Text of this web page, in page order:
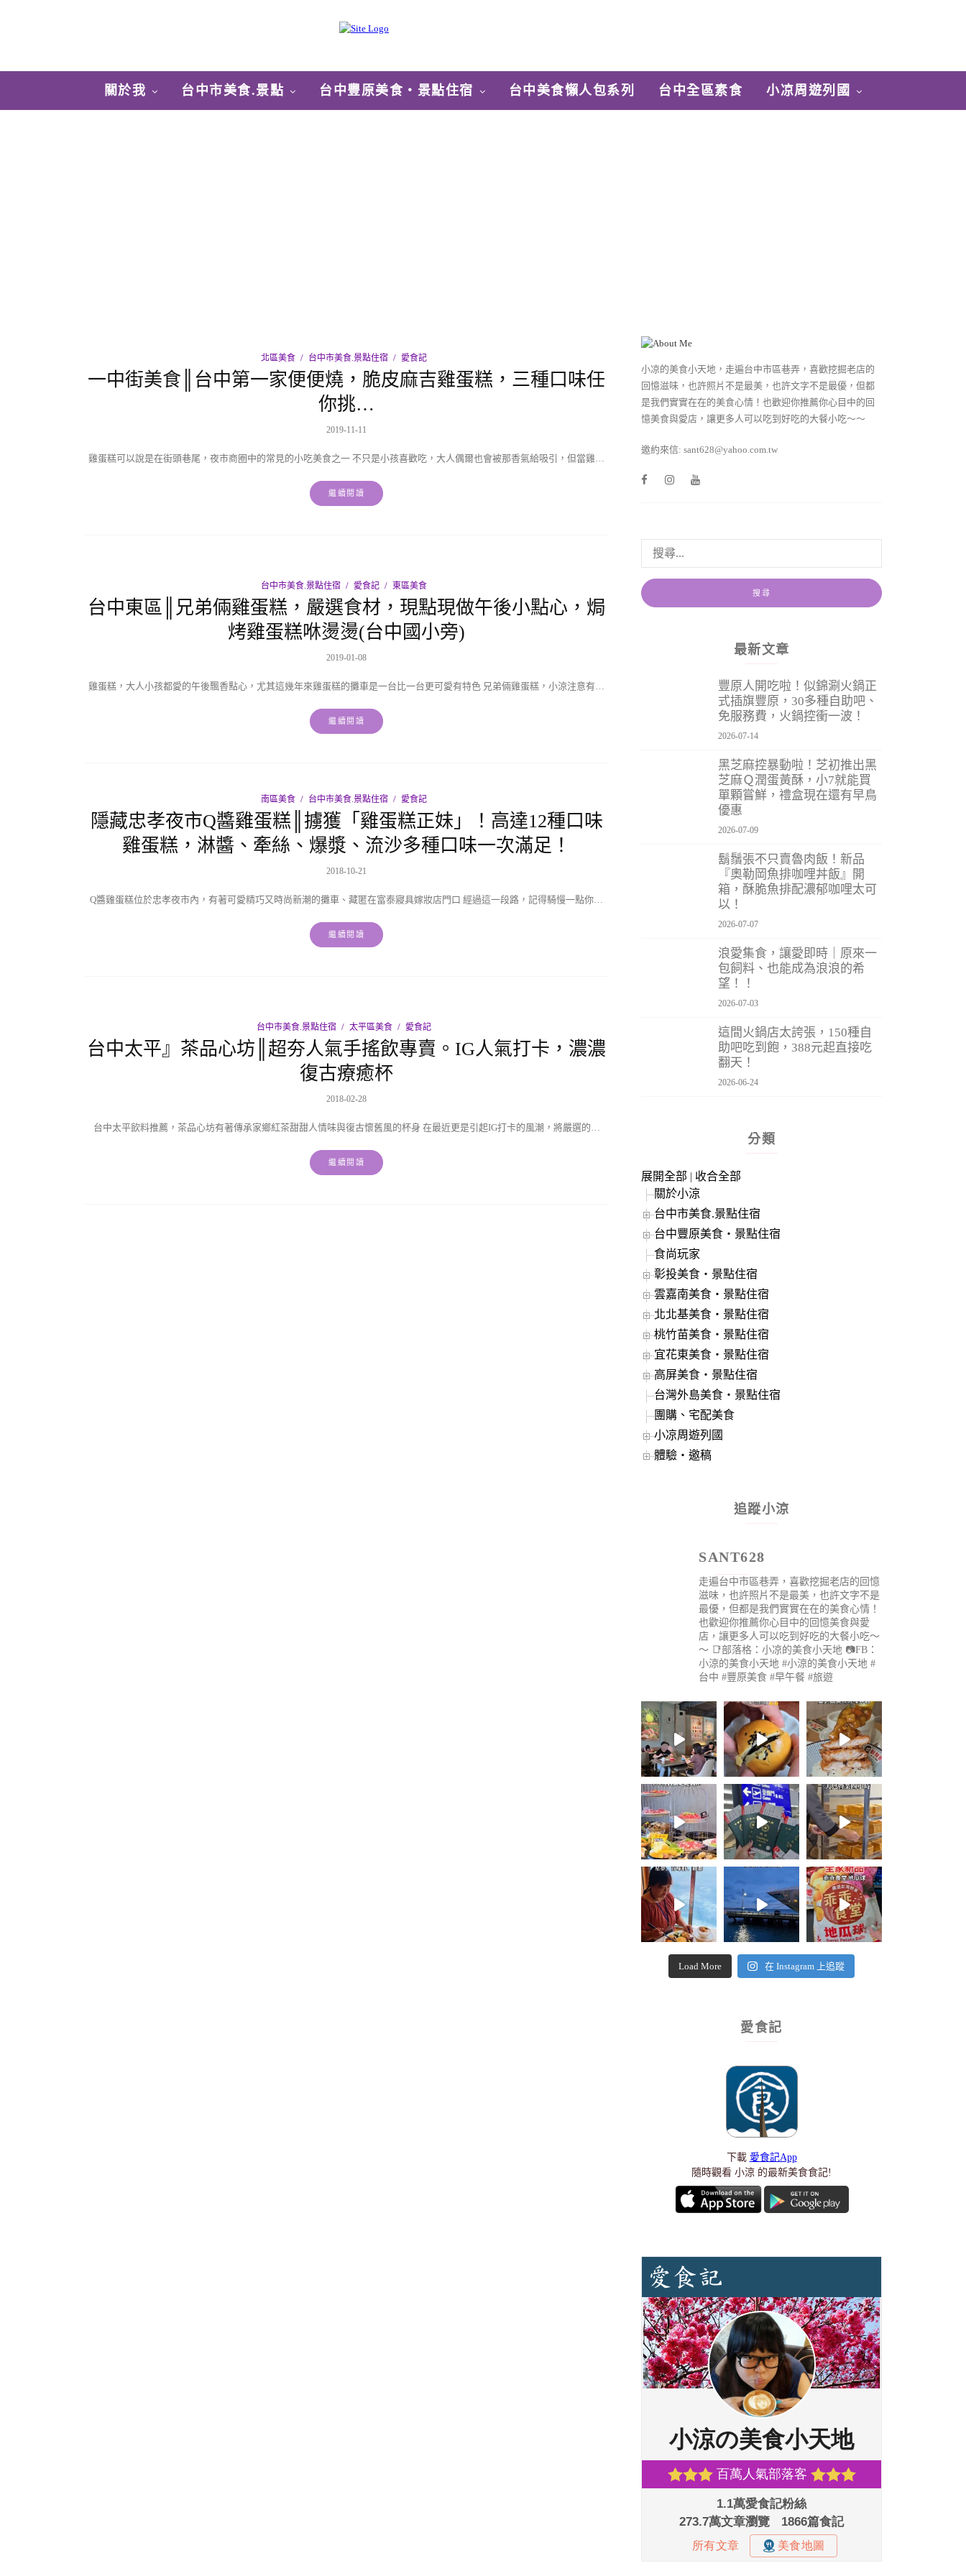
關於我 台中市美食.景點 台中豐原美食‧景點住宿 台中美食懶人包系列 台中全區素食 小凉周遊列國
北區美食 台中市美食.景點住宿 愛食記
一中街美食║台中第一家便便燒，脆皮麻吉雞蛋糕，三種口味任
你挑…
2019-11-11
雞蛋糕可以說是在街頭巷尾，夜市商圈中的常見的小吃美食之一 不只是小孩喜歡吃，大人偶爾也會被那香氣給吸引，但當雞…
繼續閱讀
台中市美食.景點住宿 愛食記 東區美食
台中東區║兄弟倆雞蛋糕，嚴選食材，現點現做午後小點心，焗
烤雞蛋糕咻燙燙(台中國小旁)
2019-01-08
雞蛋糕，大人小孩都愛的午後飄香點心，尤其這幾年來雞蛋糕的攤車是一台比一台更可愛有特色 兄弟倆雞蛋糕，小涼注意有…
繼續閱讀
南區美食 台中市美食.景點住宿 愛食記
隱藏忠孝夜市Q醬雞蛋糕║擄獲「雞蛋糕正妹」！高達12種口味
雞蛋糕，淋醬、牽絲、爆漿、流沙多種口味一次滿足！
2018-10-21
Q醬雞蛋糕位於忠孝夜市內，有著可愛精巧又時尚新潮的攤車、藏匿在富泰寢具嫁妝店門口 經過這一段路，記得騎慢一點你…
繼續閱讀
台中市美食.景點住宿 太平區美食 愛食記
台中太平』茶品心坊║超夯人氣手搖飲專賣。IG人氣打卡，濃濃
復古療癒杯
2018-02-28
台中太平飲料推薦，茶品心坊有著傳承家鄉紅茶甜甜人情味與復古懷舊風的杯身 在最近更是引起IG打卡的風潮，將嚴選的…
繼續閱讀
小凉的美食小天地，走遍台中市區巷弄，喜歡挖掘老店的
回憶滋味，也許照片不是最美，也許文字不是最優，但都
是我們實實在在的美食心情！也歡迎你推薦你心目中的回
憶美食與愛店，讓更多人可以吃到好吃的大餐小吃～～
邀約來信: sant628@yahoo.com.tw
最新文章
豐原人開吃啦！似錦涮火鍋正
式插旗豐原，30多種自助吧、
免服務費，火鍋控衝一波！
2026-07-14
黑芝麻控暴動啦！芝初推出黑
芝麻Ｑ潤蛋黃酥，小7就能買
單顆嘗鮮，禮盒現在還有早鳥
優惠
2026-07-09
鬍鬚張不只賣魯肉飯！新品
『奧勒岡魚排咖哩丼飯』開
箱，酥脆魚排配濃郁咖哩太可
以！
2026-07-07
浪愛集食，讓愛即時｜原來一
包飼料、也能成為浪浪的希
望！！
2026-07-03
這間火鍋店太誇張，150種自
助吧吃到飽，388元起直接吃
翻天！
2026-06-24
分類
展開全部 | 收合全部
關於小涼
台中市美食.景點住宿
台中豐原美食‧景點住宿
食尚玩家
彰投美食‧景點住宿
雲嘉南美食‧景點住宿
北北基美食‧景點住宿
桃竹苗美食‧景點住宿
宜花東美食‧景點住宿
高屏美食‧景點住宿
台灣外島美食‧景點住宿
團購、宅配美食
小凉周遊列國
體驗‧邀稿
追蹤小涼
SANT628
走遍台中市區巷弄，喜歡挖掘老店的回憶
滋味，也許照片不是最美，也許文字不是
最優，但都是我們實實在在的美食心情！
也歡迎你推薦你心目中的回憶美食與愛
店，讓更多人可以吃到好吃的大餐小吃～
～ 📑部落格：小凉的美食小天地 📷FB：
小涼的美食小天地 #小涼的美食小天地 #
台中 #豐原美食 #早午餐 #旅遊
Load More 在 Instagram 上追蹤
愛食記
下載 愛食記App
隨時觀看 小涼 的最新美食食記!